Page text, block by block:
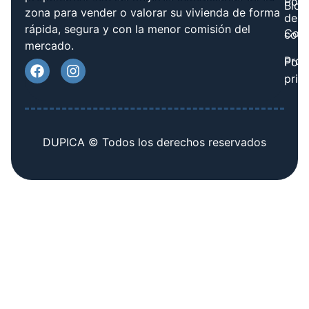
zona para vender o valorar su vivienda de forma
rápida, segura y con la menor comisión del
mercado.
Blog
de
DUPICA © Todos los derechos reservados